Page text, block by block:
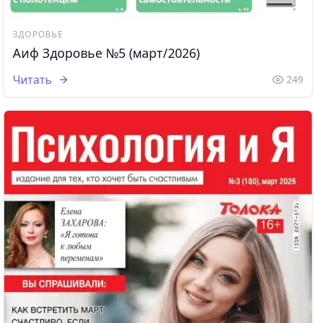
ЗДОРОВЬЕ
Аиф Здоровье №5 (март/2026)
Читать 249